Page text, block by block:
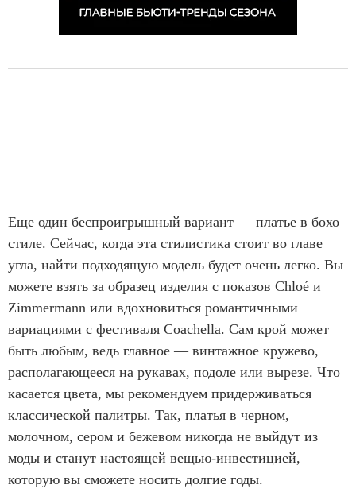
Еще один беспроигрышный вариант — платье в бохо
стиле. Сейчас, когда эта стилистика стоит во главе
угла, найти подходящую модель будет очень легко. Вы
можете взять за образец изделия с показов Chloé и
Zimmermann или вдохновиться романтичными
вариациями с фестиваля Coachella. Сам крой может
быть любым, ведь главное — винтажное кружево,
располагающееся на рукавах, подоле или вырезе. Что
касается цвета, мы рекомендуем придерживаться
классической палитры. Так, платья в черном,
молочном, сером и бежевом никогда не выйдут из
моды и станут настоящей вещью-инвестицией,
которую вы сможете носить долгие годы.